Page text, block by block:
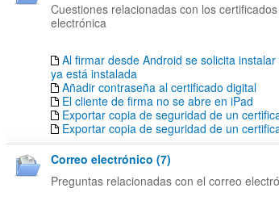
Cuestiones relacionadas con los
electrónica
Al firmar desde Android se solicita
ya está instalada
Añadir contraseña al certificado digital
El cliente de firma no se abre en iPad
Exportar copia de seguridad de un
Exportar copia de seguridad de un
Correo electrónico (7)
Preguntas relacionadas con el correo